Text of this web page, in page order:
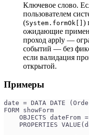
Ключевое слово.
пользователем
(System.formOk[] )
ожидающие
проход apply —
событий — без
если валидация
открытой.
Примеры
date = DATA DATE
FORM showForm
OBJECTS dateFrom
PROPERTIES